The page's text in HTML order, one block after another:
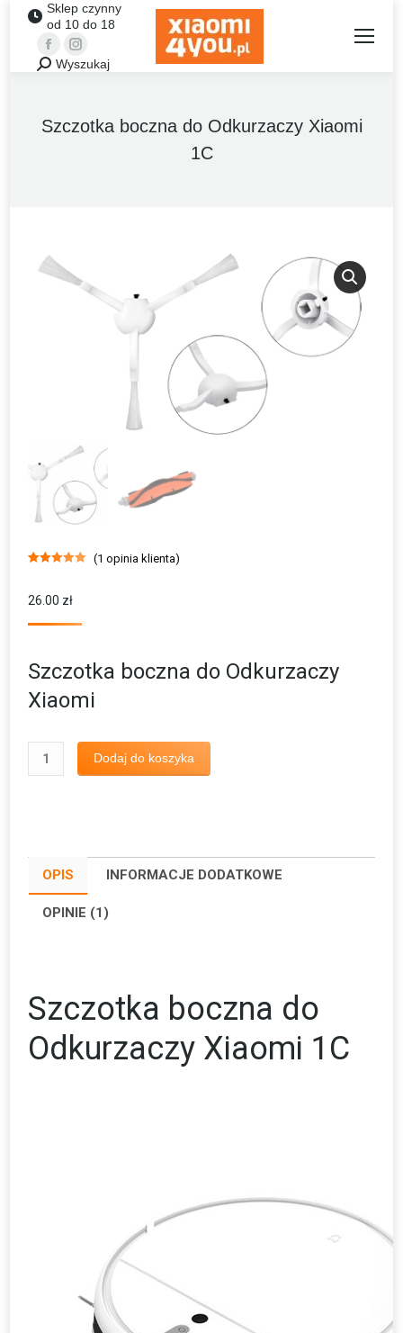
Sklep czynny
od 10 do 18
FacebookInstagram
Szukaj:Wyszukaj
Szczotka boczna do Odkurzaczy Xiaomi
1C
26.00 zł
podstawie
oceny klienta
(1 opinia klienta)
Szczotka boczna do Odkurzaczy
Xiaomi
ilość
Szczotka
Dodaj do koszyka
OPIS INFORMACJE DODATKOWE
OPINIE (1)
Szczotka boczna do
Odkurzaczy Xiaomi 1C